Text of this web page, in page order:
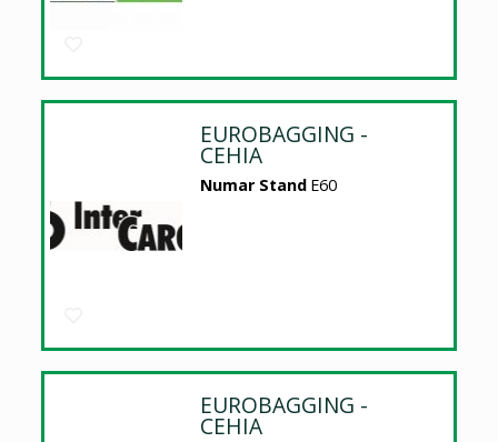
EUROBAGGING -
CEHIA
Numar Stand E60
EUROBAGGING -
CEHIA